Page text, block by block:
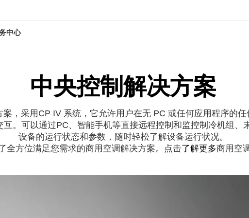
中心
中央控制解决方案
案，采用CP IV 系统，它允许用户在无 PC 或任何应用程序的
互。可以通过PC、智能手机等直接远程控制和监控制冷机组、
设备的运行状态和参数，随时轻松了解设备运行状况。
全方位满足您需求的商用空调解决方案。点击了解更多商用空